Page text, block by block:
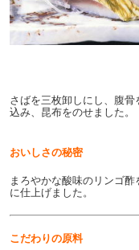
さばを三枚卸しにし、腹
込み、昆布をのせました。
おいしさの秘密
まろやかな酸味のリンゴ
に仕上げました。
こだわりの原料